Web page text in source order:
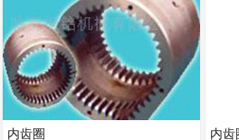
内齿圈
内齿